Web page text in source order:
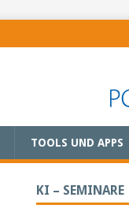
TOOLS UND APPS
KI – SEMINARE